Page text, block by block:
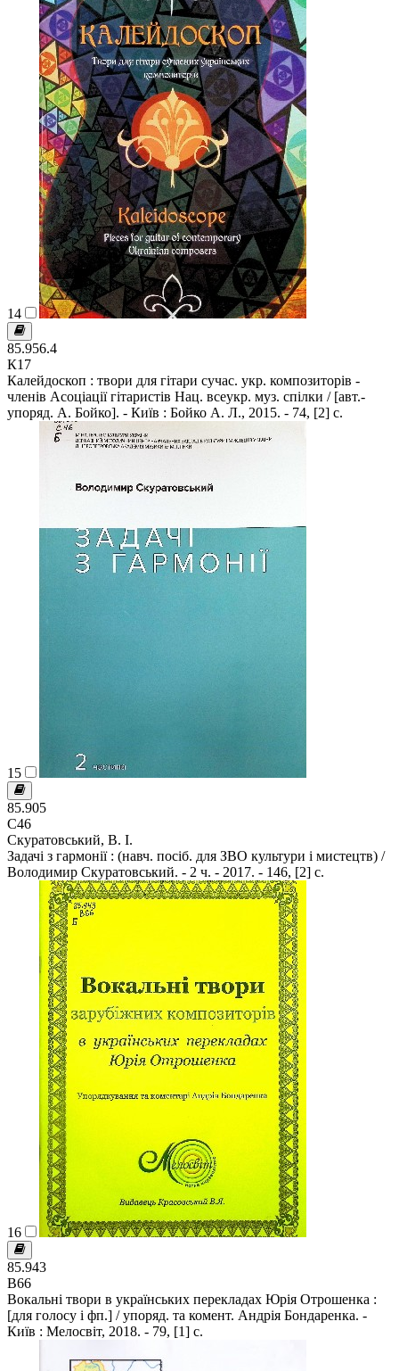
14
85.956.4
К17
Калейдоскоп : твори для гітари сучас. укр. композиторів -
членів Асоціації гітаристів Нац. всеукр. муз. спілки / [авт.-
упоряд. А. Бойко]. - Київ : Бойко А. Л., 2015. - 74, [2] с.
15
85.905
С46
Скуратовський, В. І.
Задачі з гармонії : (навч. посіб. для ЗВО культури і мистецтв) /
Володимир Скуратовський. - 2 ч. - 2017. - 146, [2] с.
16
85.943
В66
Вокальні твори в українських перекладах Юрія Отрошенка :
[для голосу і фп.] / упоряд. та комент. Андрія Бондаренка. -
Київ : Мелосвіт, 2018. - 79, [1] с.